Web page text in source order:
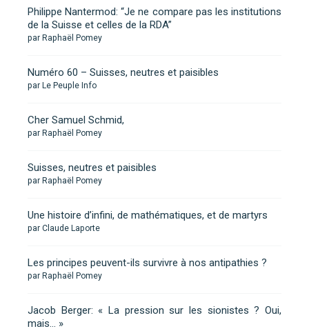
Philippe Nantermod: “Je ne compare pas les institutions
de la Suisse et celles de la RDA”
par Raphaël Pomey
Numéro 60 – Suisses, neutres et paisibles
par Le Peuple Info
Cher Samuel Schmid,
par Raphaël Pomey
Suisses, neutres et paisibles
par Raphaël Pomey
Une histoire d’infini, de mathématiques, et de martyrs
par Claude Laporte
Les principes peuvent-ils survivre à nos antipathies ?
par Raphaël Pomey
Jacob Berger: « La pression sur les sionistes ? Oui,
mais… »